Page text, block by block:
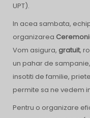
UPT).
In acea sambata,
organizarea
Vom asigura, gratuit,
un pahar de
insotiti de familie,
permite sa ne vedem
Pentru o organizare